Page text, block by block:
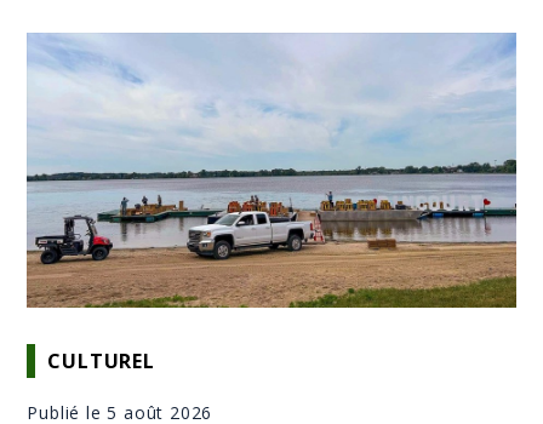
CULTUREL
Publié le 5 août 2026